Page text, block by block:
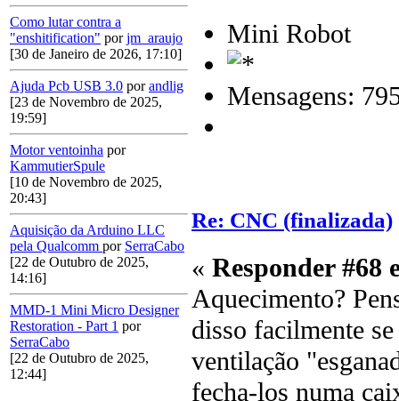
Como lutar contra a
"enshitification" porjm_araujo
[30 de Janeiro de 2026, 17:10]
Ajuda Pcb USB 3.0 porandlig
[23 de Novembro de 2025,
19:59]
Motor ventoinha por
KammutierSpule
[10 de Novembro de 2025,
20:43]
Aquisição da Arduino LLC
pela Qualcomm por SerraCabo
[22 de Outubro de 2025,
14:16]
MMD-1 Mini Micro Designer
Restoration - Part 1 por
SerraCabo
[22 de Outubro de 2025,
12:44]
Mini Robot
Mensagens:
Re: CNC (finalizada)
« Responder #68
Aquecimento?
disso facilmente
ventilação
fecha-los numa